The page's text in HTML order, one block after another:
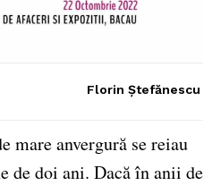
Florin Ștefănescu
mare anvergură se reiau
de doi ani. Dacă în anii de